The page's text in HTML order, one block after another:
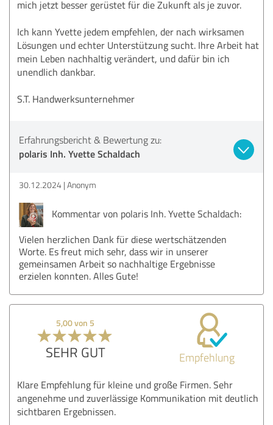
mich jetzt besser gerüstet für die Zukunft als je zuvor.
Ich kann Yvette jedem empfehlen, der nach wirksamen
Lösungen und echter Unterstützung sucht. Ihre Arbeit hat
mein Leben nachhaltig verändert, und dafür bin ich
unendlich dankbar.
S.T. Handwerksunternehmer
Erfahrungsbericht & Bewertung zu:
polaris Inh. Yvette Schaldach
30.12.2024 Anonym
Kommentar von polaris Inh. Yvette Schaldach:
Vielen herzlichen Dank für diese wertschätzenden
Worte. Es freut mich sehr, dass wir in unserer
gemeinsamen Arbeit so nachhaltige Ergebnisse
erzielen konnten. Alles Gute!
5,00 von 5
SEHR GUT Empfehlung
Klare Empfehlung für kleine und große Firmen. Sehr
angenehme und zuverlässige Kommunikation mit deutlich
sichtbaren Ergebnissen.